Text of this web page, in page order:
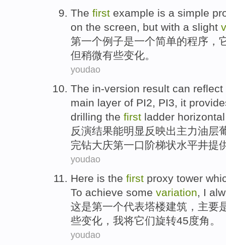
The first example is a simple
on the screen, but with a slight
第一个例子是一个简单的程序 ，
但稍微有些变化。
youdao
The in-version result can reflect
main layer of PI2, PI3, it
drilling the first ladder
反演结果能明显 反映出主力油层
完钻大庆第一口 阶梯状水平井提
youdao
Here is the first proxy tower
To achieve some variation, I
这是第一个代表塔楼建筑， 主要
些变化 ， 我将它们旋转45度角 。
youdao